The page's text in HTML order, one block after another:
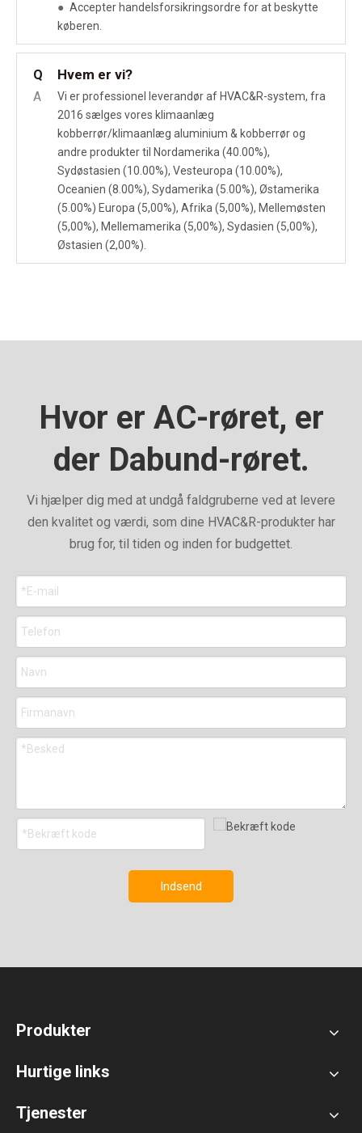
● Accepter handelsforsikringsordre for at beskytte
køberen.
Q Hvem er vi?
A
Vi er professionel leverandør af HVAC&R-system, fra
2016 sælges vores klimaanlæg
kobberrør/klimaanlæg aluminium & kobberrør og
andre produkter til Nordamerika (40.00%),
Sydøstasien (10.00%), Vesteuropa (10.00%),
Oceanien (8.00%), Sydamerika (5.00%), Østamerika
(5.00%) Europa (5,00%), Afrika (5,00%), Mellemøsten
(5,00%), Mellemamerika (5,00%), Sydasien (5,00%),
Østasien (2,00%).
Hvor er AC-røret, er
der Dabund-røret.
Vi hjælper dig med at undgå faldgruberne ved at levere
den kvalitet og værdi, som dine HVAC&R-produkter har
brug for, til tiden og inden for budgettet.
Indsend
Produkter
Hurtige links
Tjenester